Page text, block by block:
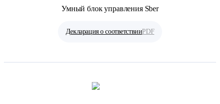
Умный блок управления Sber
Декларация о соответствииPDF